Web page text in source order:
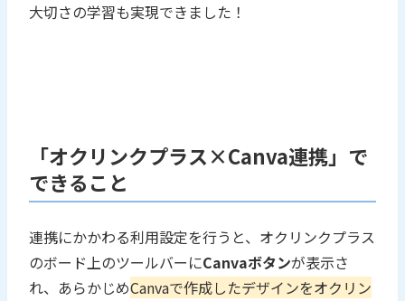
大切さの学習も実現できました！
「オクリンクプラス×Canva連携」で
できること
連携にかかわる利用設定を行うと、オクリンクプラス
のボード上のツールバーにCanvaボタンが表示さ
れ、あらかじめCanvaで作成したデザインをオクリン